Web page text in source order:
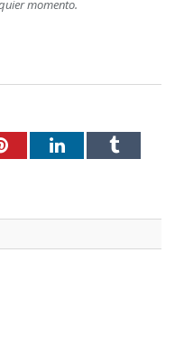
momento.
PinterestLinkedInTumblr